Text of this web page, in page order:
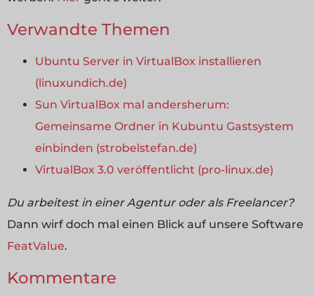
Verwandte Themen
Ubuntu Server in VirtualBox installieren
(linuxundich.de)
Sun VirtualBox mal andersherum:
Gemeinsame Ordner in Kubuntu Gastsystem
einbinden (strobelstefan.de)
VirtualBox 3.0 veröffentlicht (pro-linux.de)
Du arbeitest in einer Agentur oder als Freelancer?
Dann wirf doch mal einen Blick auf unsere Software
FeatValue.
Kommentare